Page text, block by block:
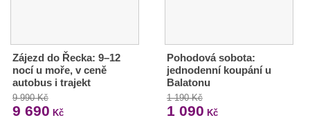
Zájezd do Řecka: 9–12
nocí u moře, v ceně
autobus i trajekt
9 990 Kč
9 690 Kč
Pohodová sobota:
jednodenní koupání u
Balatonu
1 190 Kč
1 090 Kč